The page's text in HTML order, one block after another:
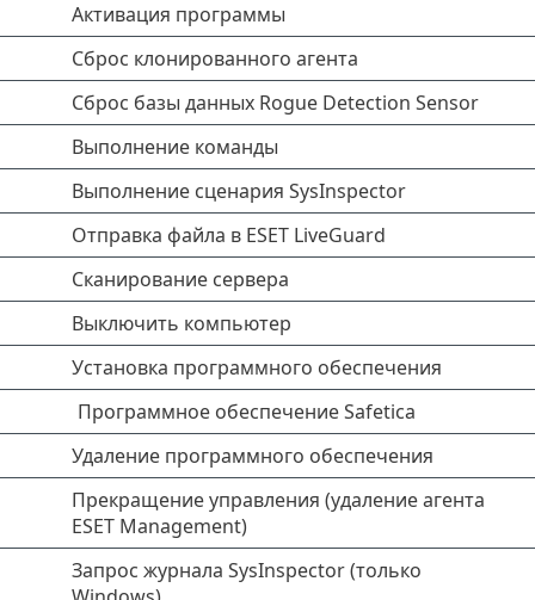
Активация программы
Сброс клонированного агента
Сброс базы данных Rogue Detection Sensor
Выполнение команды
Выполнение сценария SysInspector
Отправка файла в ESET LiveGuard
Сканирование сервера
Выключить компьютер
Установка программного обеспечения
Программное обеспечение Safetica
Удаление программного обеспечения
Прекращение управления (удаление агента
ESET Management)
Запрос журнала SysInspector (только